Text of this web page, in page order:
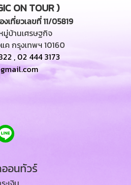
ON TOUR )
เที่ยวเลขที่ 11/05819
มู่บ้านเศรษฐกิจ
ค กรุงเทพฯ 10160
, 02 444 3173
อนทัวร์